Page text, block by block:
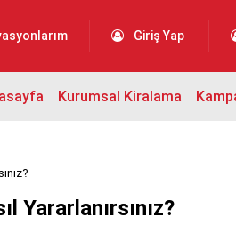
Giriş Yap
Kurumsal Kiralama
Yararlanırsınız?